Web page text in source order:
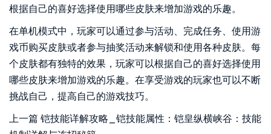
根据自己的喜好选择使用哪些皮肤来增加游戏的乐趣。
在单机模式中，玩家可以通过参与活动、完成任务、使用游
戏币购买皮肤或者参与抽奖活动来解锁和使用各种皮肤。每
个皮肤都有独特的效果，玩家可以根据自己的喜好选择使用
哪些皮肤来增加游戏的乐趣。在享受游戏的玩家也可以不断
挑战自己，提高自己的游戏技巧。
上一篇 铠技能详解攻略_铠技能属性：铠皇纵横峡谷：技能